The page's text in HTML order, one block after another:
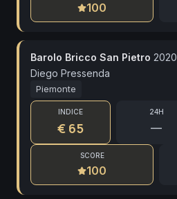
100
Barolo Bricco San Pietro 2020
Diego Pressenda
Piemonte
INDICE
€ 65
24H
—
SCORE
100